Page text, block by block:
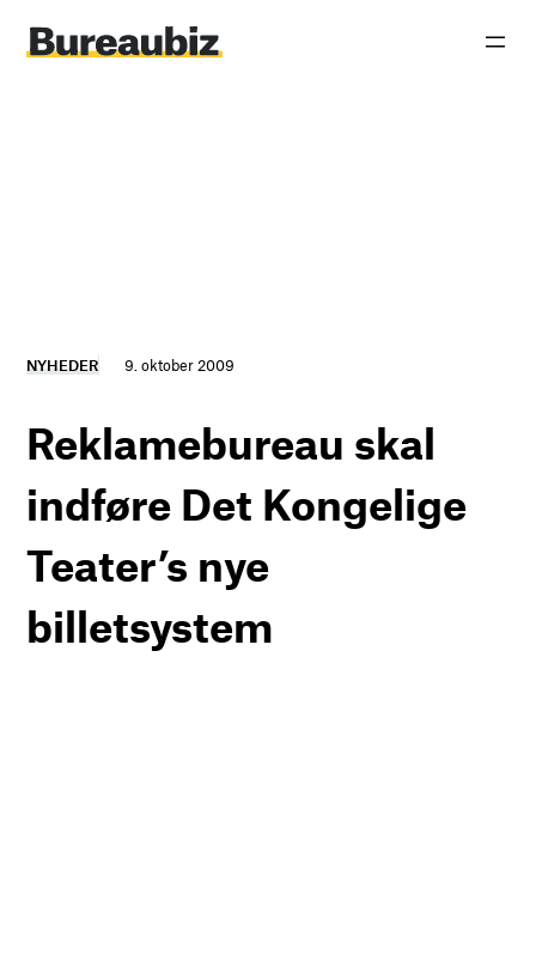
indhold
NYHEDER 9. oktober 2009
Reklamebureau skal
indføre Det Kongelige
Teater’s nye
billetsystem